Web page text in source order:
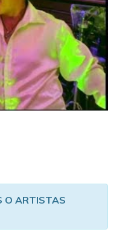
O ARTISTAS